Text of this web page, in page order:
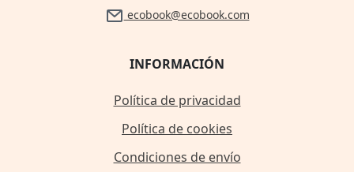
ecobook@ecobook.com
INFORMACIÓN
Política de privacidad
Política de cookies
Condiciones de envío